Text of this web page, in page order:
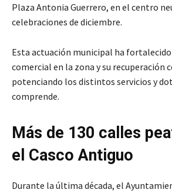
Plaza Antonia Guerrero, en el centro
celebraciones de diciembre.
Esta actuación municipal ha
comercial en la zona y su recuperación
potenciando los distintos servicios y
comprende.
Más de 130 calles
el Casco Antiguo
Durante la última década, el